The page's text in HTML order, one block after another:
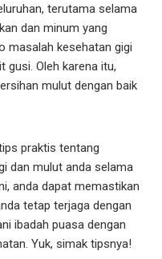
terutama selama
dan minum yang
masalah kesehatan gigi
gusi. Oleh karena itu,
mulut dengan baik
praktis tentang
dan mulut anda selama
anda dapat memastikan
tetap terjaga dengan
ibadah puasa dengan
Yuk, simak tipsnya!